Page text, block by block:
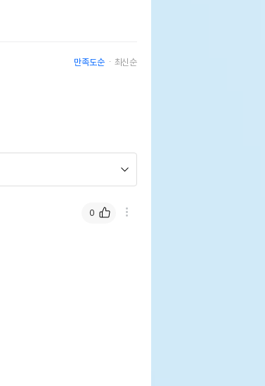
만족도순 최신순
0